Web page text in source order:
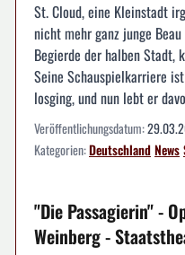
St. Cloud, eine Kleinstadt
nicht mehr ganz junge
Begierde der halben Stadt,
Seine Schauspielkarriere
losging, und nun lebt er
Veröffentlichungsdatum:
Kategorien:DeutschlandNews
"Die Passagierin" -
Weinberg -